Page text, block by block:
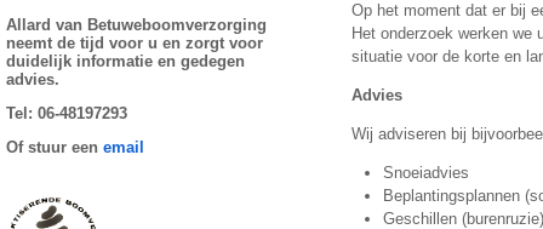
Allard van Betuweboomverzorging
neemt de tijd voor u en zorgt voor
duidelijk informatie en gedegen
advies.
Tel: 06-48197293
Of stuur een email
Op het moment dat er bij
Het onderzoek werken we
situatie voor de korte en
Advies
Wij adviseren bij
Snoeiadvies
Beplantingsplannen
Geschillen